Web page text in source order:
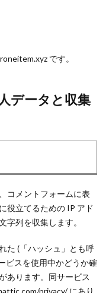
です。
データと収集
コメントフォームに表
役立てるための IP アド
字列を収集します。
た (「ハッシュ」とも呼
ビスを使用中かどうか確
あります。同サービス
privacy/ にあり